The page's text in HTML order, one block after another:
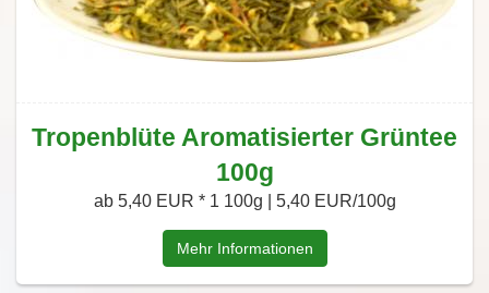
Tropenblüte Aromatisierter Grüntee
100g
ab 5,40 EUR * 1 100g | 5,40 EUR/100g
Mehr Informationen